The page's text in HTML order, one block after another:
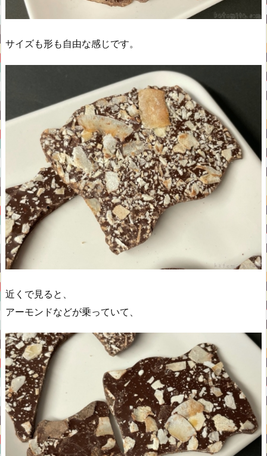
サイズも形も自由な感じです。
近くで見ると、
アーモンドなどが乗っていて、